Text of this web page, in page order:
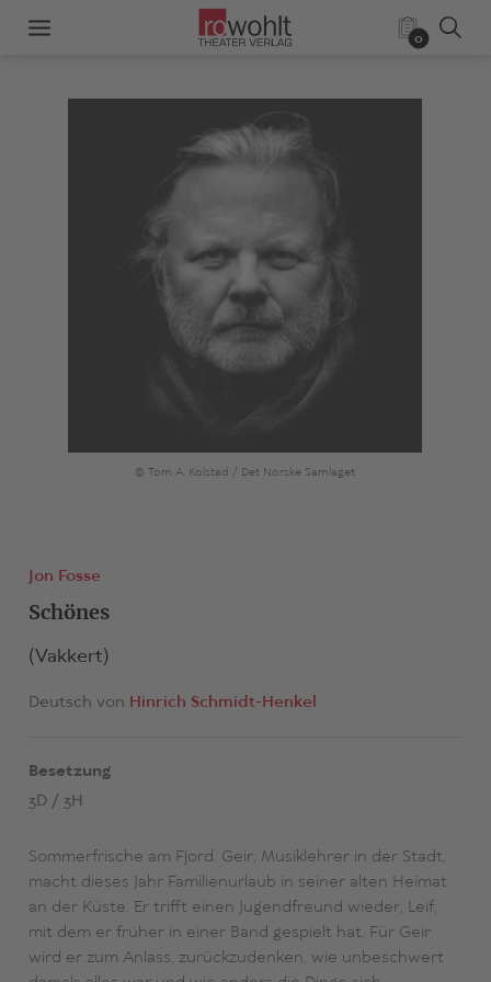
0
© Tom A. Kolstad / Det Norske Samlaget
Jon Fosse
Schönes
(Vakkert)
Deutsch von Hinrich Schmidt-Henkel
Besetzung
3D / 3H
Sommerfrische am Fjord. Geir, Musiklehrer in der Stadt,
macht dieses Jahr Familienurlaub in seiner alten Heimat
an der Küste. Er trifft einen Jugendfreund wieder, Leif,
mit dem er früher in einer Band gespielt hat. Für Geir
wird er zum Anlass, zurückzudenken, wie unbeschwert